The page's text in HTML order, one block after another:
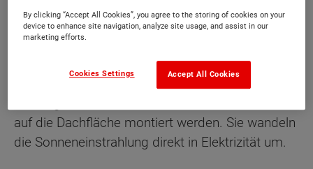
der Photovoltaik die Sonnenstrahlen direkt in
Gleichstrom umgewandelt.
Anstelle der Sonnenkollektoren, wie sie in
Solarthermieverwendet werden, nutzt man
auf die Dachfläche montiert werden. Sie wandeln
die Sonneneinstrahlung direkt in Elektrizität um.
By clicking “Accept All Cookies”, you agree to the storing of cookies on your
device to enhance site navigation, analyze site usage, and assist in our
marketing efforts.
Accept All Cookies
Cookies Settings